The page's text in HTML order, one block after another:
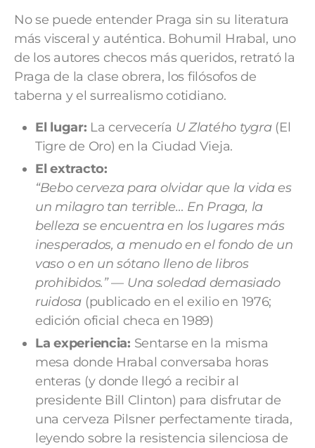
No se puede entender Praga sin su literatura
más visceral y auténtica. Bohumil Hrabal, uno
de los autores checos más queridos, retrató la
Praga de la clase obrera, los filósofos de
taberna y el surrealismo cotidiano.
El lugar: La cervecería U Zlatého tygra(El
Tigre de Oro) en la Ciudad Vieja.
El extracto:
“Bebo cerveza para olvidar que la vida es
un milagro tan terrible… En Praga, la
belleza se encuentra en los lugares más
inesperados, a menudo en el fondo de un
vaso o en un sótano lleno de libros
prohibidos.”— Una soledad demasiado
ruidosa (publicado en el exilio en 1976;
edición oficial checa en 1989)
La experiencia: Sentarse en la misma
mesa donde Hrabal conversaba horas
enteras (y donde llegó a recibir al
presidente Bill Clinton) para disfrutar de
una cerveza Pilsner perfectamente tirada,
leyendo sobre la resistencia silenciosa de